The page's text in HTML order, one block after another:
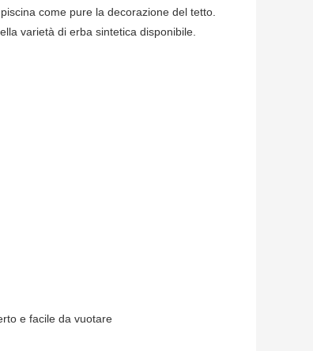
come pure la decorazione del tetto.
varietà di erba sintetica disponibile.
e facile da vuotare